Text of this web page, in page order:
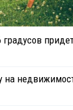
градусов
на